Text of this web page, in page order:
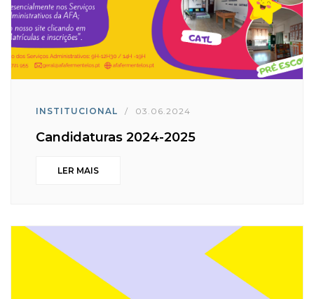
INSTITUCIONAL / 03.06.2024
Candidaturas 2024-2025
LER MAIS